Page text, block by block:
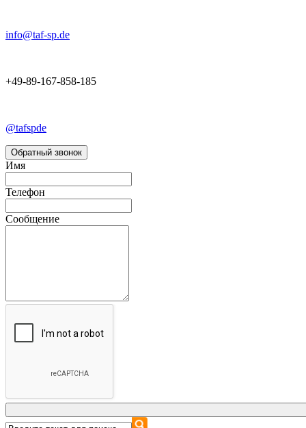
info@taf-sp.de
+49-89-167-858-185
@tafspde
Обратный звонок
Имя
Телефон
Сообщение